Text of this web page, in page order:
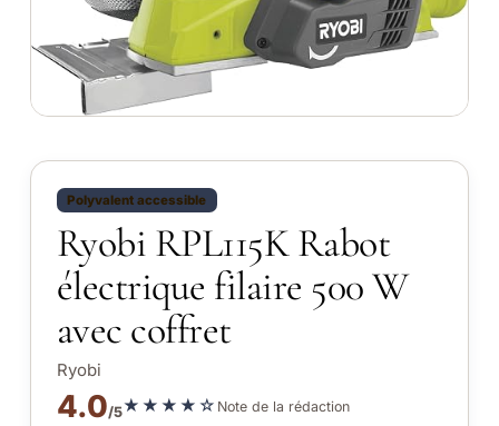
Polyvalent accessible
Ryobi RPL115K Rabot
électrique filaire 500 W
avec coffret
Ryobi
4.0/5★★★★☆ Note de la rédaction